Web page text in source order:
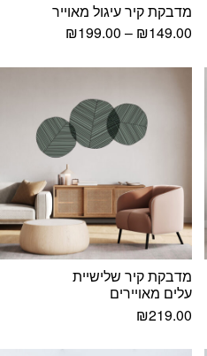
מדבקת קיר עיגול מאוייר
₪149.00
–
₪199.00 טווח
⁦₪149.00⁩
מדבקת קיר שלישיית
עלים מאויירים
₪219.00